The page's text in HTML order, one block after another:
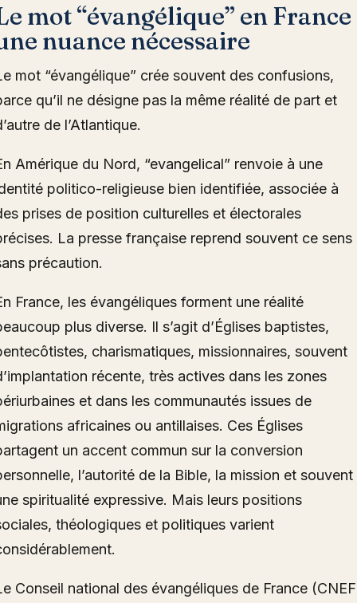
mot “évangélique” en France
nuance nécessaire
mot “évangélique” crée souvent des confusions,
qu’il ne désigne pas la même réalité de part et
de l’Atlantique.
Amérique du Nord, “evangelical” renvoie à une
politico-religieuse bien identifiée, associée à
prises de position culturelles et électorales
La presse française reprend souvent ce sens
précaution.
France, les évangéliques forment une réalité
plus diverse. Il s’agit d’Églises baptistes,
charismatiques, missionnaires, souvent
récente, très actives dans les zones
et dans les communautés issues de
africaines ou antillaises. Ces Églises
un accent commun sur la conversion
l’autorité de la Bible, la mission et souvent
spiritualité expressive. Mais leurs positions
théologiques et politiques varient
Conseil national des évangéliques de France